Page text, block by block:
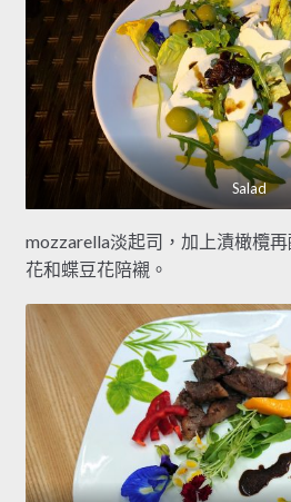
Salad
mozzarella淡起司，加上漬橄欖
花和蝶豆花陪襯。